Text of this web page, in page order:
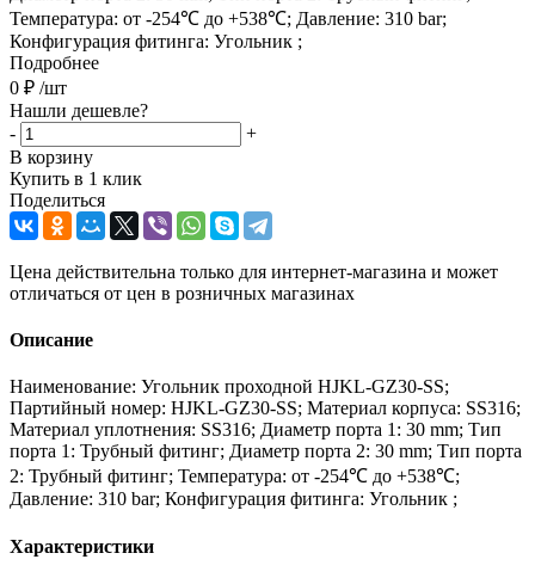
Температура: от -254℃ до +538℃; Давление: 310 bar;
Конфигурация фитинга: Угольник ;
Подробнее
0 ₽ /шт
Нашли дешевле?
-
+
В корзину
Купить в 1 клик
Поделиться
Цена действительна только для интернет-магазина и может
отличаться от цен в розничных магазинах
Описание
Наименование: Угольник проходной HJKL-GZ30-SS;
Партийный номер: HJKL-GZ30-SS; Материал корпуса: SS316;
Материал уплотнения: SS316; Диаметр порта 1: 30 mm; Тип
порта 1: Трубный фитинг; Диаметр порта 2: 30 mm; Тип порта
2: Трубный фитинг; Температура: от -254℃ до +538℃;
Давление: 310 bar; Конфигурация фитинга: Угольник ;
Характеристики